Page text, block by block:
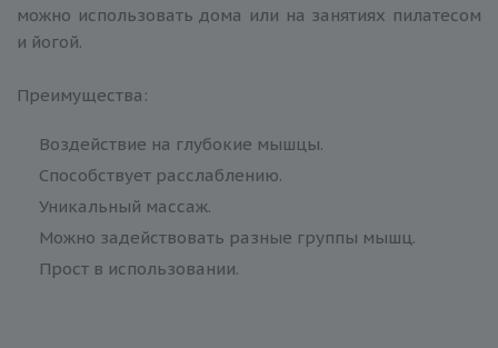
можно использовать дома или на занятиях пилатесом
и йогой.
Преимущества:
Воздействие на глубокие мышцы.
Способствует расслаблению.
Уникальный массаж.
Можно задействовать разные группы мышц.
Прост в использовании.